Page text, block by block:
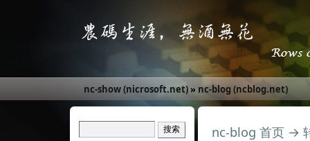
nc-show (nicrosoft.net)» nc-blog (ncblog.net)
nc-blog 首页 →